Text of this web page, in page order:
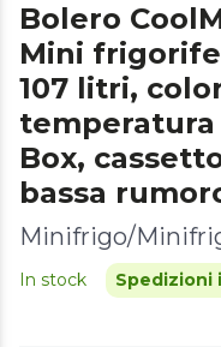
Bolero
Mini
107 litri,
Box,
bassa
Minifrigo/
In stock Spedizioni